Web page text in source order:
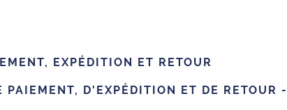
EXPÉDITION ET RETOUR
PAIEMENT, D'EXPÉDITION ET DE RETOUR